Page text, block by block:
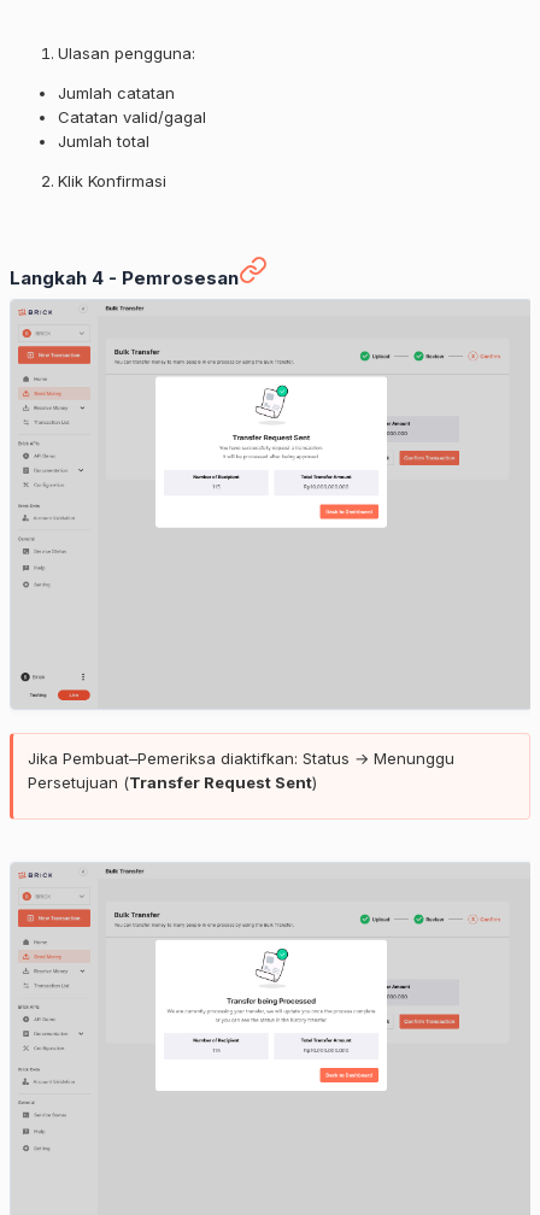
Ulasan pengguna:
Jumlah catatan
Catatan valid/gagal
Jumlah total
Klik Konfirmasi
Langkah 4 - Pemrosesan
Jika Pembuat–Pemeriksa diaktifkan: Status → Menunggu
Persetujuan (Transfer Request Sent)